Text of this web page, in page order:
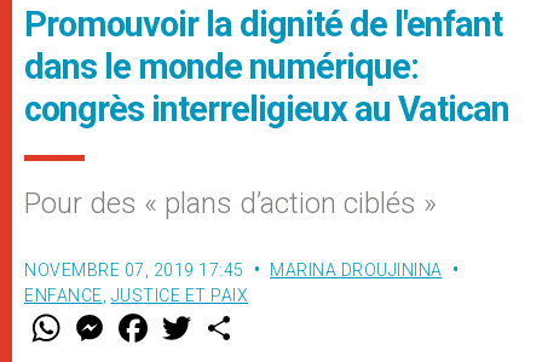
Promouvoir la dignité de l'enfant
dans le monde numérique:
congrès interreligieux au Vatican
Pour des « plans d’action ciblés »
NOVEMBRE 07, 2019 17:45
MARINA DROUJININA
ENFANCE, JUSTICE ET PAIX
W M
e
F
a w